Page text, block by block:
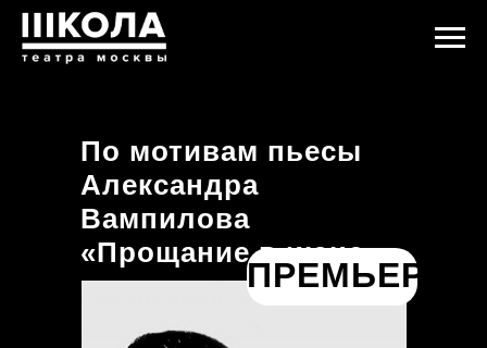
ПРЕМЬЕРА
По мотивам пьесы
Александра
Вампилова
«Прощание в июне»